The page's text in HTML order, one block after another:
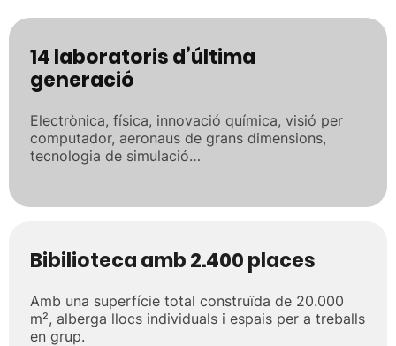
14 laboratoris d’última
generació
Electrònica, física, innovació química, visió per
computador, aeronaus de grans dimensions,
tecnologia de simulació…
Bibilioteca amb 2.400 places
Amb una superfície total construïda de 20.000
m², alberga llocs individuals i espais per a treballs
en grup.